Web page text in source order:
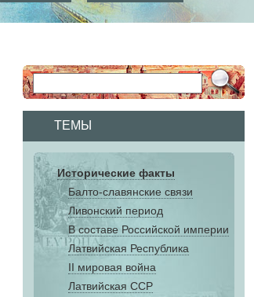
ТЕМЫ
Исторические факты
Балто-славянские связи
Ливонский период
В составе Российской империи
Латвийская Республика
II мировая война
Латвийская ССР